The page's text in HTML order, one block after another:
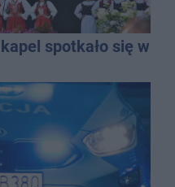
spotkało się w